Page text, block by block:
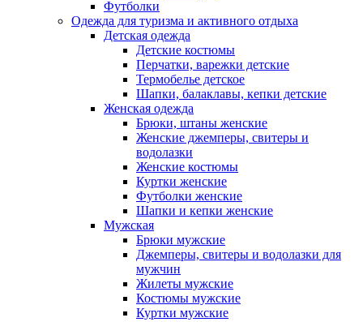
Футболки
Одежда для туризма и активного отдыха
Детская одежда
Детские костюмы
Перчатки, варежки детские
Термобелье детское
Шапки, балаклавы, кепки детские
Женская одежда
Брюки, штаны женские
Женские джемперы, свитеры и
водолазки
Женские костюмы
Куртки женские
Футболки женские
Шапки и кепки женские
Мужская
Брюки мужские
Джемперы, свитеры и водолазки для
мужчин
Жилеты мужские
Костюмы мужские
Куртки мужские